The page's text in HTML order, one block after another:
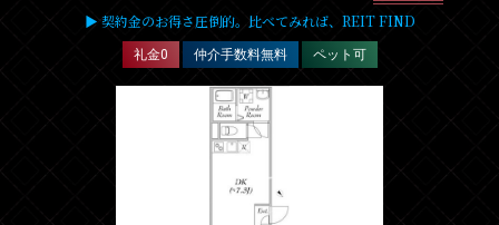
▶ 契約金のお得さ圧倒的。比べてみれば、REIT FIND
礼金0 仲介手数料無料 ペット可